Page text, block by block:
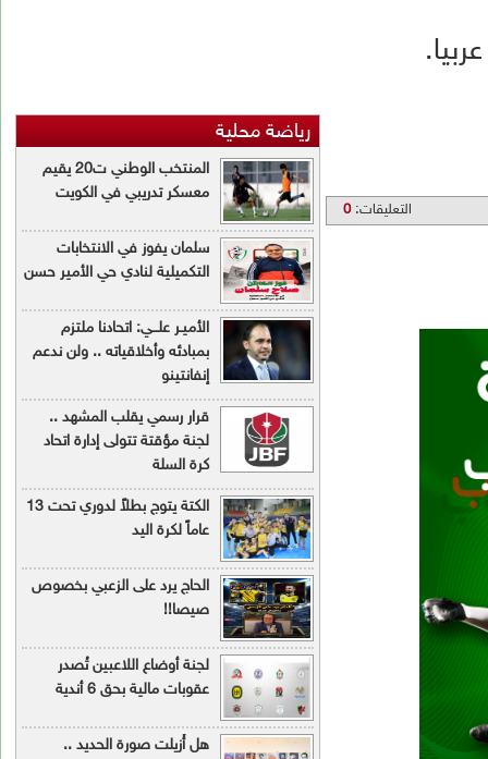
المنتخب الوطني ت20 يقيم
معسكر تدريبي في الكويت
سلمان يفوز في الانتخابات
التكميلية لنادي حي الأمير حسن
الأميـر علـــي: اتحادنا ملتزم
بمبادئه وأخلاقياته .. ولن ندعم
قرار رسمي يقلب المشهد ..
لجنة مؤقتة تتولى إدارة اتحاد
الكتة يتوج بطلاً لدوري تحت 13
الحاج يرد على الزعبي بخصوص
لجنة أوضاع اللاعبين تُصدر
عقوبات مالية بحق 6 أندية
هل أُزيلت صورة الحديد ..